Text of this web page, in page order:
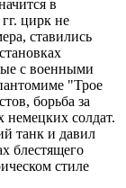
в
цирк не
ставились
с военными
"Трое
борьба за
немецких солдат.
танк и давил
блестящего
стиле